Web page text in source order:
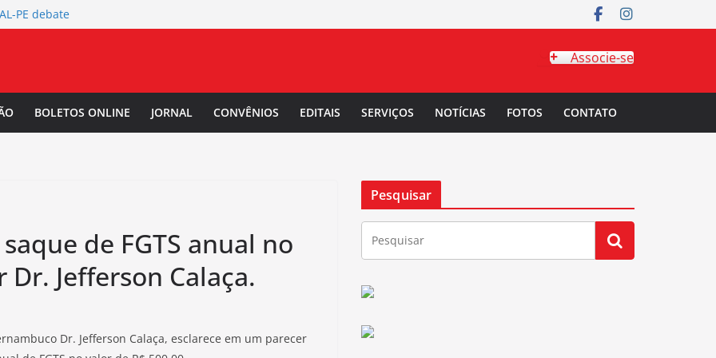
PE debate
Mulher Negra
da
Salarial
Associe-se
BOLETOS ONLINE JORNAL CONVÊNIOS EDITAIS SERVIÇOS NOTÍCIAS FOTOS CONTATO
de FGTS anual no
Jefferson Calaça.
Dr. Jefferson Calaça, esclarece em um parecer
Pesquisar